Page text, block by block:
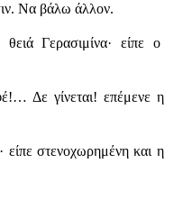
Να βάλω άλλον.
Γερασιμίνα· είπε ο
Δε γίνεται! επέμενε η
είπε στενοχωρημένη και η